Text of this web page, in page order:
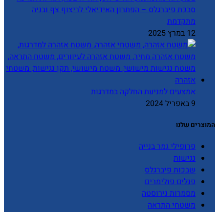
סבכת פיברגלס – הפתרון האידיאלי לריצוף צף ובניה
מתקדמת
12 במרץ 2025
אמצעים למניעת החלקה במדרגות
9 באפריל 2024
המוצרים שלנו
פרופילי גמר בנייה
נגישות
שבכות פיברגלס
פנלים פולימרים
מסמרות נירוסטה
משטחי התראה